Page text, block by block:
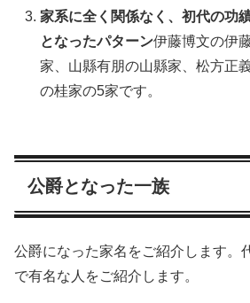
家系に全く関係なく、初代の功
となったパターン伊藤博文の伊
家、山縣有朋の山縣家、松方正
の桂家の5家です。
公爵となった一族
公爵になった家名をご紹介します。
で有名な人をご紹介します。